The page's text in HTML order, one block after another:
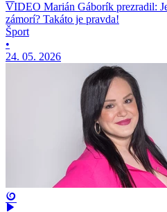
VIDEO Marián Gáborík prezradil:
zámorí? Takáto je pravda!
Šport
•
24. 05. 2026